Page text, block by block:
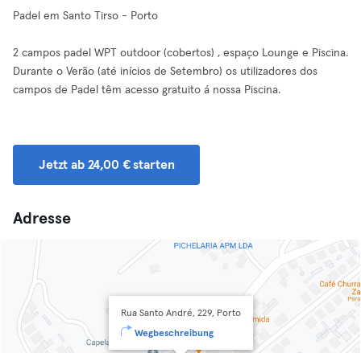
Padel em Santo Tirso - Porto
2 campos padel WPT outdoor (cobertos) , espaço Lounge e Piscina.
Durante o Verão (até inícios de Setembro) os utilizadores dos
campos de Padel têm acesso gratuito á nossa Piscina.
Jetzt ab 24,00 € starten
Adresse
Rua Santo André, 229, Porto
Wegbeschreibung